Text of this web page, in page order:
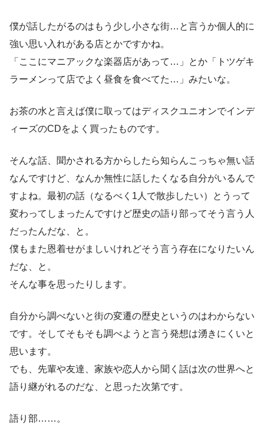
僕が話したがるのはもう少し小さな街…と言うか個人的に
強い思い入れがある店とかですかね。
「ここにマニアックな楽器店があって…」とか「トツゲキ
ラーメンって店でよく昼食を食べてた…」みたいな。
お茶の水と言えば僕に取ってはディスクユニオンでインデ
ィーズのCDをよく買ったものです。
そんな話、聞かされる方からしたら知らんこっちゃ無い話
なんですけど、なんか無性に話したくなる自分がいるんで
すよね。最初の話（なるべく1人で散歩したい）とうって
変わってしまったんですけど歴史の語り部ってそう言う人
だったんだな、と。
僕もまた恩着せがましいけれどそう言う存在になりたいん
だな、と。
そんな事を思ったりします。
自分から調べないと街の変遷の歴史というのはわからない
です。そしてそもそも調べようと言う発想は湧きにくいと
思います。
でも、先輩や友達、家族や恋人から聞く話は次の世界へと
語り継がれるのだな、と思った次第です。
語り部……。